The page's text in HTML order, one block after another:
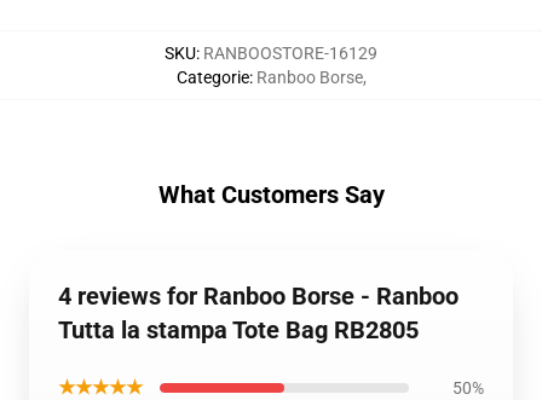
SKU: RANBOOSTORE-16129
Categorie: Ranboo Borse,
What Customers Say
4 reviews for Ranboo Borse - Ranboo
Tutta la stampa Tote Bag RB2805
★★★★★ 50%